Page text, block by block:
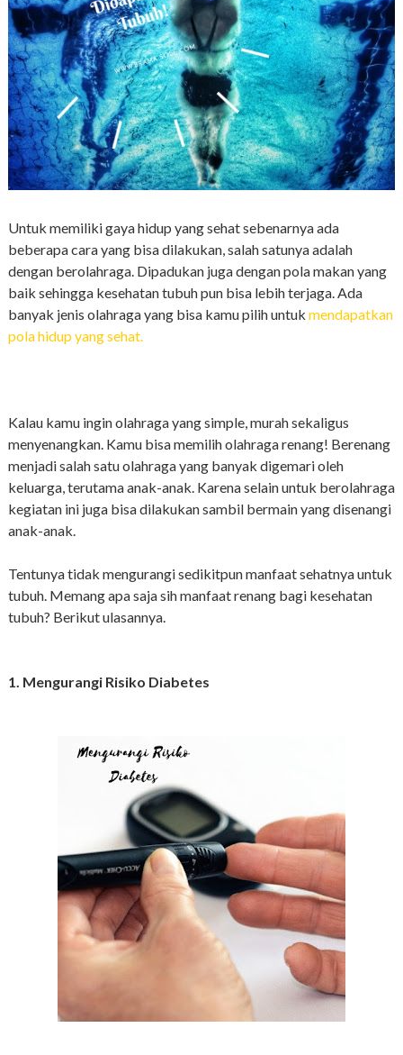
Untuk memiliki gaya hidup yang sehat sebenarnya ada
beberapa cara yang bisa dilakukan, salah satunya adalah
dengan berolahraga. Dipadukan juga dengan pola makan yang
baik sehingga kesehatan tubuh pun bisa lebih terjaga. Ada
banyak jenis olahraga yang bisa kamu pilih untuk mendapatkan
pola hidup yang sehat.
Kalau kamu ingin olahraga yang simple, murah sekaligus
menyenangkan. Kamu bisa memilih olahraga renang! Berenang
menjadi salah satu olahraga yang banyak digemari oleh
keluarga, terutama anak-anak. Karena selain untuk berolahraga
kegiatan ini juga bisa dilakukan sambil bermain yang disenangi
anak-anak.
Tentunya tidak mengurangi sedikitpun manfaat sehatnya untuk
tubuh. Memang apa saja sih manfaat renang bagi kesehatan
tubuh? Berikut ulasannya.
1. Mengurangi Risiko Diabetes